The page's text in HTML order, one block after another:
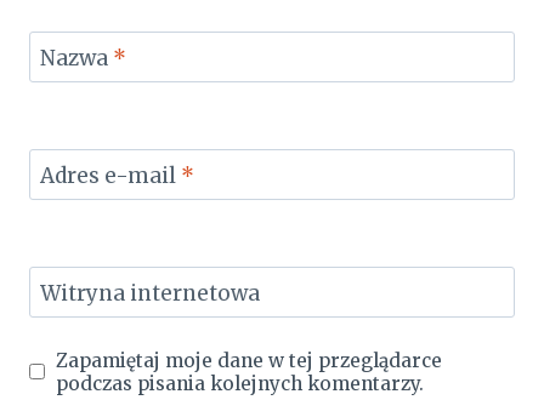
Nazwa *
Adres e-mail *
Witryna internetowa
Zapamiętaj moje dane w tej przeglądarce
podczas pisania kolejnych komentarzy.